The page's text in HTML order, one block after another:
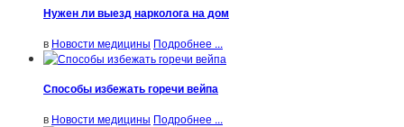
Нужен ли выезд нарколога на дом
в Новости медицины Подробнее ...
Способы избежать горечи вейпа
в Новости медицины Подробнее ...